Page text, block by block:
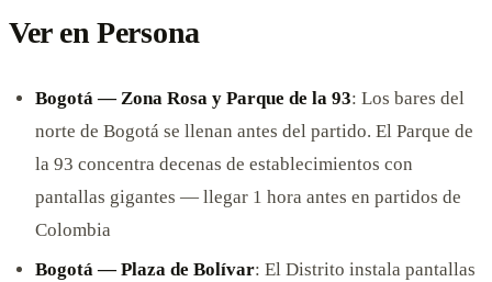
Ver en Persona
Bogotá — Zona Rosa y Parque de la 93: Los bares del
norte de Bogotá se llenan antes del partido. El Parque de
la 93 concentra decenas de establecimientos con
pantallas gigantes — llegar 1 hora antes en partidos de
Colombia
Bogotá — Plaza de Bolívar: El Distrito instala pantallas